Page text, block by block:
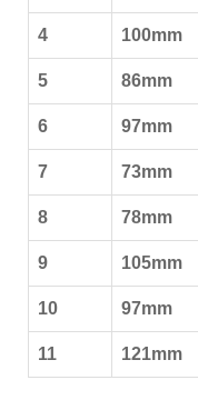
4 100mm
5 86mm
6 97mm
7 73mm
8 78mm
9 105mm
10 97mm
11 121mm